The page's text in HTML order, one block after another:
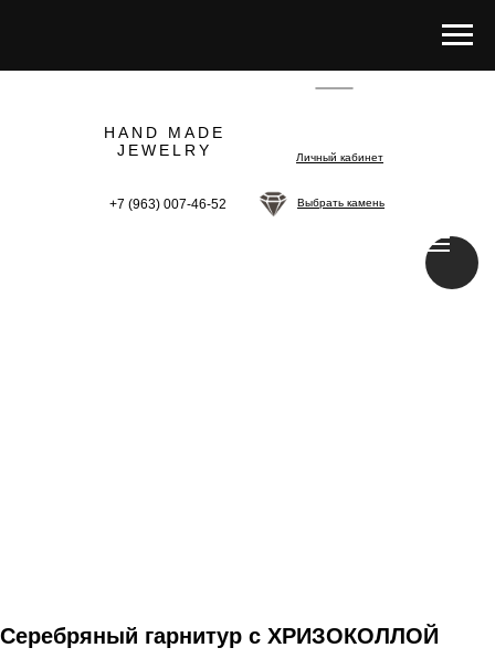
HAND MADE
JEWELRY
+7 (963) 007-46-52 Выбрать камень
Личный кабинет
Серебряный гарнитур с ХРИЗОКОЛЛОЙ